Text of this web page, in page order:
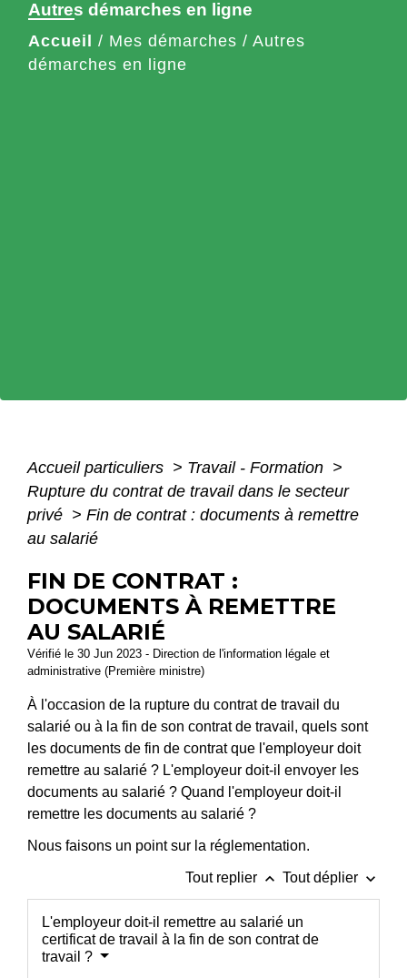
Autres démarches en ligne
Accueil / Mes démarches / Autres
démarches en ligne
Accueil particuliers > Travail - Formation >
Rupture du contrat de travail dans le secteur
privé > Fin de contrat : documents à remettre
au salarié
FIN DE CONTRAT :
DOCUMENTS À REMETTRE
AU SALARIÉ
Vérifié le 30 Jun 2023 - Direction de l'information légale et
administrative (Première ministre)
À l'occasion de la rupture du contrat de travail du
salarié ou à la fin de son contrat de travail, quels sont
les documents de fin de contrat que l'employeur doit
remettre au salarié ? L'employeur doit-il envoyer les
documents au salarié ? Quand l'employeur doit-il
remettre les documents au salarié ?
Nous faisons un point sur la réglementation.
Tout replier keyboard_arrow_up Tout déplier keyboard_arrow_down
L'employeur doit-il remettre au salarié un
certificat de travail à la fin de son contrat de
travail ?